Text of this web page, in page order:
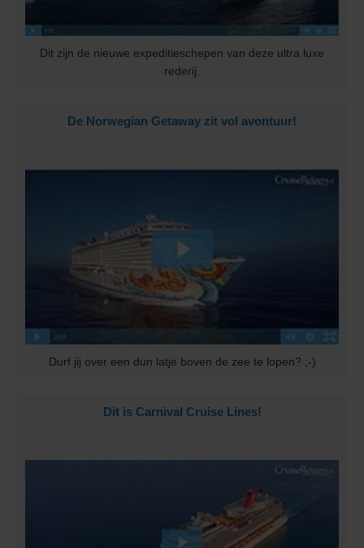
Dit zijn de nieuwe expeditieschepen van deze ultra luxe
rederij.
De Norwegian Getaway zit vol avontuur!
Durf jij over een dun latje boven de zee te lopen? ;-)
Dit is Carnival Cruise Lines!